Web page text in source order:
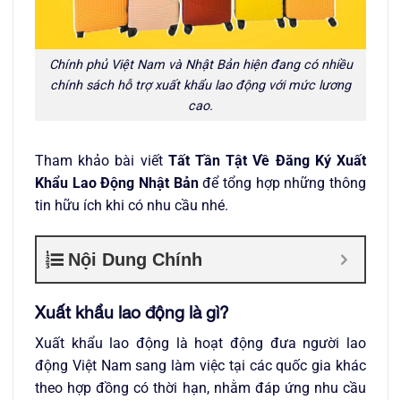
Chính phủ Việt Nam và Nhật Bản hiện đang có nhiều
chính sách hỗ trợ xuất khẩu lao động với mức lương
cao.
Tham khảo bài viết Tất Tần Tật Về Đăng Ký Xuất
Khẩu Lao Động Nhật Bảnđể tổng hợp những thông
tin hữu ích khi có nhu cầu nhé.
Nội Dung Chính
Xuất khẩu lao động là gì?
Xuất khẩu lao động là hoạt động đưa người lao
động Việt Nam sang làm việc tại các quốc gia khác
theo hợp đồng có thời hạn, nhằm đáp ứng nhu cầu